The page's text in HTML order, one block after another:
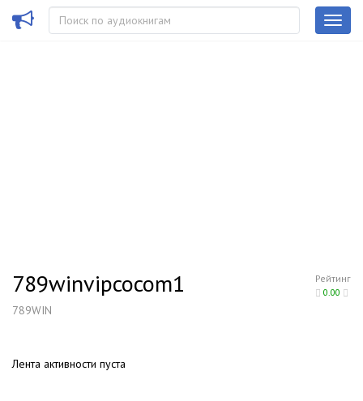
Рейтинг
0.00
789winvipcocom1
789WIN
Лента активности пуста